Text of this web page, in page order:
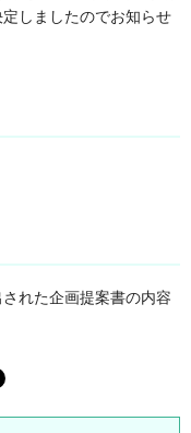
しましたのでお知らせ
れた企画提案書の内容